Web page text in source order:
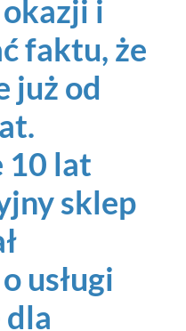
i
faktu, że
już od
10 lat
sklep
usługi